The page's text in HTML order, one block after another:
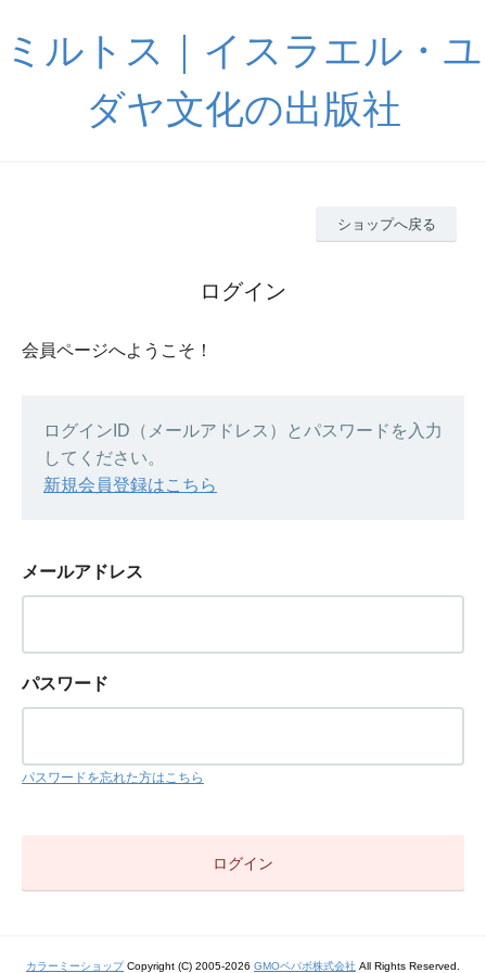
ミルトス｜イスラエル・ユ
ダヤ文化の出版社
ショップへ戻る
ログイン
会員ページへようこそ！
ログインID（メールアドレス）とパスワードを入力
してください。
新規会員登録はこちら
メールアドレス
パスワード
パスワードを忘れた方はこちら
カラーミーショップCopyright (C) 2005-2026 GMOペパボ株式会社 All Rights Reserved.